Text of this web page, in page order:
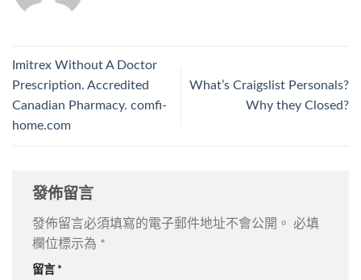
Imitrex Without A Doctor
Prescription. Accredited
Canadian Pharmacy. comfi-
home.com
What’s Craigslist Personals?
Why they Closed?
發佈留言
發佈留言必須填寫的電子郵件地址不會公開。
必填
欄位標示為 *
留言 *